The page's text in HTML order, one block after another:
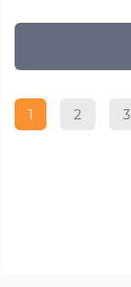
1 2 3